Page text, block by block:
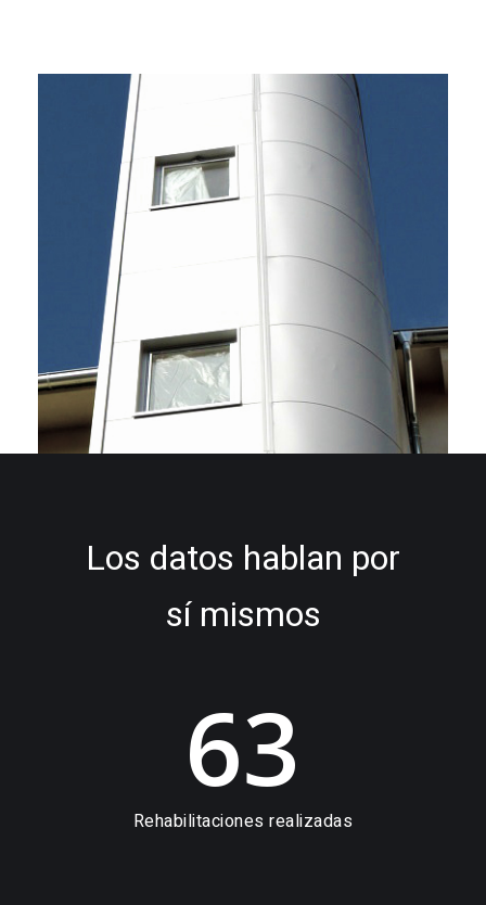
Los datos hablan por
sí mismos
63
Rehabilitaciones realizadas